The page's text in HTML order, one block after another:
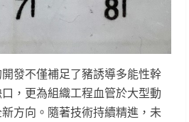
發不僅補足了豬誘導多能性幹
，更為組織工程血管於大型動
方向。隨著技術持續精進，未